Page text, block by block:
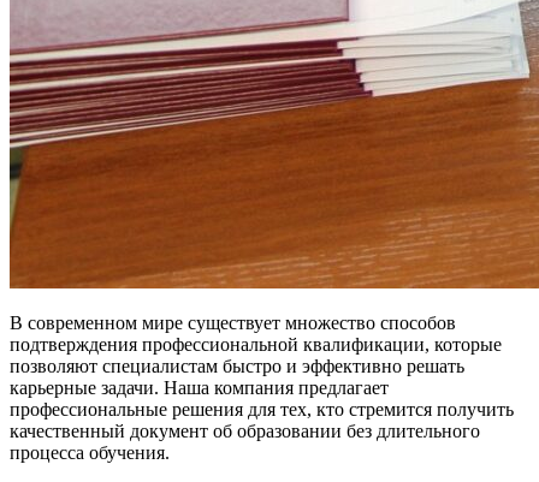
В современном мире существует множество способов
подтверждения профессиональной квалификации, которые
позволяют специалистам быстро и эффективно решать
карьерные задачи. Наша компания предлагает
профессиональные решения для тех, кто стремится получить
качественный документ об образовании без длительного
процесса обучения.